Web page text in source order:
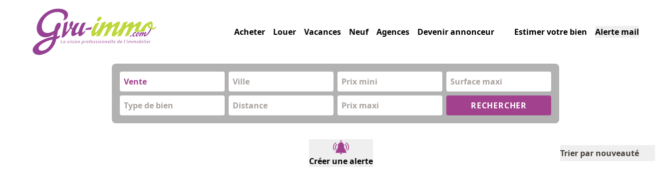
Acheter Louer Vacances Neuf Agences Devenir annonceur Estimer votre bien Alerte mail
Vente
Type de bien Distance
Prix mini
Prix maxi
Surface maxi
RECHERCHER
Créer une alerte
Trier par nouveauté